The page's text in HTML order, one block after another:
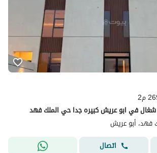
م2
في ابو عريش كبيره جدا حي الملك فهد
اتصال